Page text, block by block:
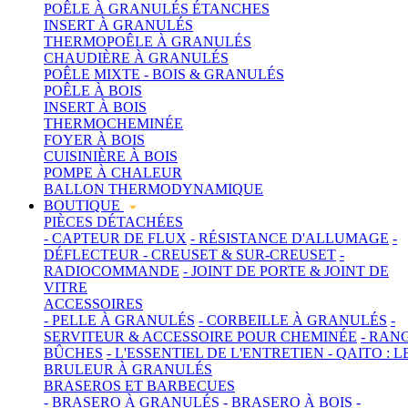
POÊLE À GRANULÉS ÉTANCHES
INSERT À GRANULÉS
THERMOPOÊLE À GRANULÉS
CHAUDIÈRE À GRANULÉS
POÊLE MIXTE - BOIS & GRANULÉS
POÊLE À BOIS
INSERT À BOIS
THERMOCHEMINÉE
FOYER À BOIS
CUISINIÈRE À BOIS
POMPE À CHALEUR
BALLON THERMODYNAMIQUE
BOUTIQUE
PIÈCES DÉTACHÉES
- CAPTEUR DE FLUX - RÉSISTANCE D'ALLUMAGE -
DÉFLECTEUR - CREUSET & SUR-CREUSET -
RADIOCOMMANDE - JOINT DE PORTE & JOINT DE
VITRE
ACCESSOIRES
- PELLE À GRANULÉS - CORBEILLE À GRANULÉS -
SERVITEUR & ACCESSOIRE POUR CHEMINÉE -
BÛCHES - L'ESSENTIEL DE L'ENTRETIEN - QAITO :
BRULEUR À GRANULÉS
BRASEROS ET BARBECUES
- BRASERO À GRANULÉS - BRASERO À BOIS -